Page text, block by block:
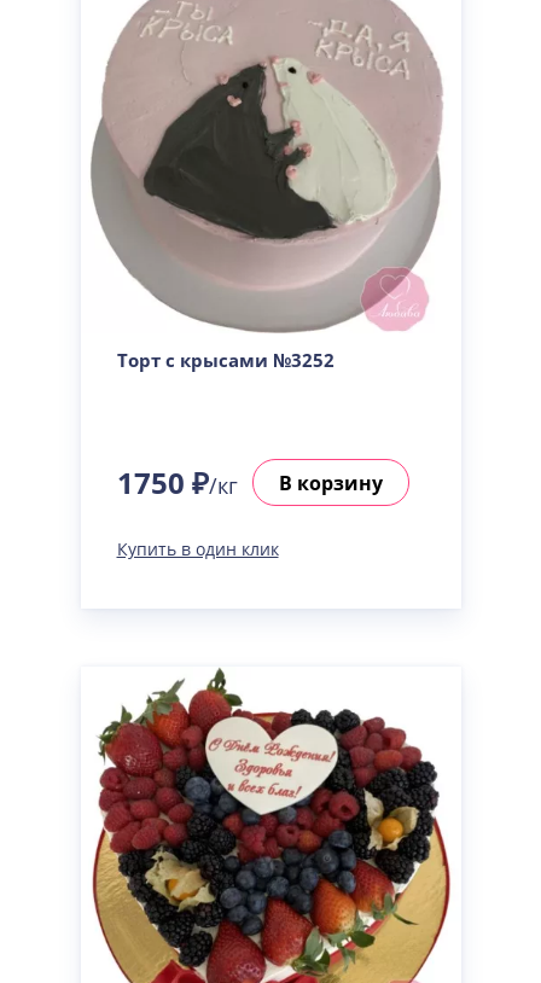
Торт с крысами №3252
1750 ₽/кг В корзину
Купить в один клик